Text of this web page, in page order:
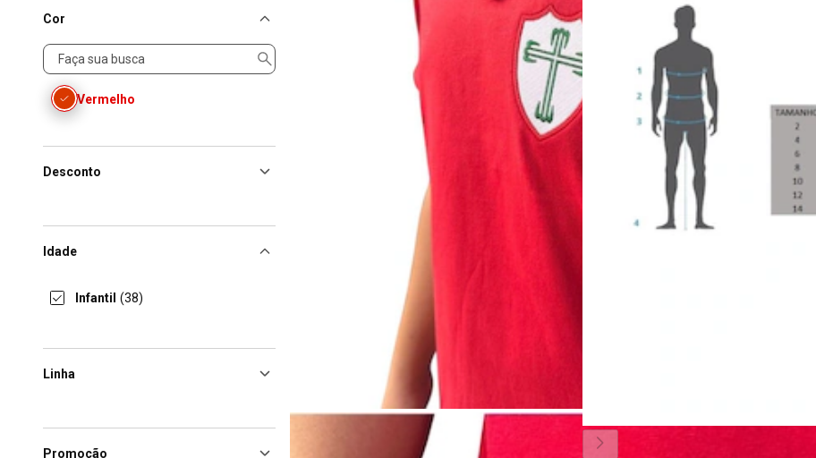
Cor
Cor
Vermelho
Desconto
Idade
Infantil (38)
Linha
Promoção